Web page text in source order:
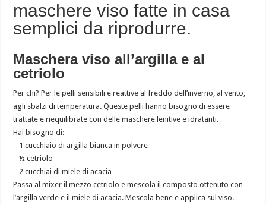
maschere viso fatte in casa
semplici da riprodurre.
Maschera viso all’argilla e al
cetriolo
Per chi? Per le pelli sensibili e reattive al freddo dell’inverno, al vento,
agli sbalzi di temperatura. Queste pelli hanno bisogno di essere
trattate e riequilibrate con delle maschere lenitive e idratanti.
Hai bisogno di:
– 1 cucchiaio di argilla bianca in polvere
– ½ cetriolo
– 2 cucchiai di miele di acacia
Passa al mixer il mezzo cetriolo e mescola il composto ottenuto con
l’argilla verde e il miele di acacia. Mescola bene e applica sul viso.